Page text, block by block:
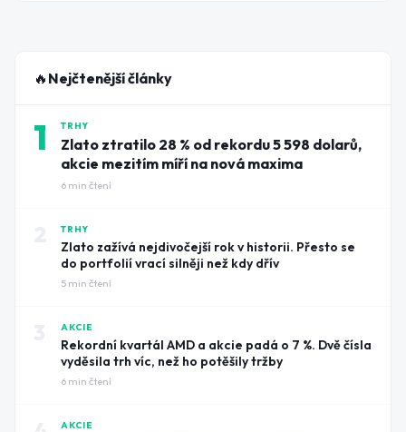
🔥 Nejčtenější články
1 TRHY
Zlato ztratilo 28 % od rekordu 5 598 dolarů,
akcie mezitím míří na nová maxima
6 min čtení
TRHY
Zlato zažívá nejdivočejší rok v historii. Přesto se
do portfolií vrací silněji než kdy dřív
5 min čtení
AKCIE
Rekordní kvartál AMD a akcie padá o 7 %. Dvě čísla
vyděsila trh víc, než ho potěšily tržby
6 min čtení
AKCIE